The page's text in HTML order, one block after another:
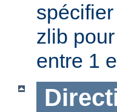
zlib
entre 1